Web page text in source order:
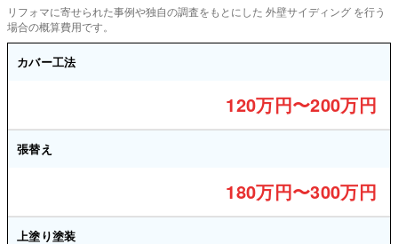
リフォマに寄せられた事例や独自の調査をもとにした 外壁サイディング を行う
場合の概算費用です。
カバー工法
120万円〜200万円
張替え
180万円〜300万円
上塗り塗装